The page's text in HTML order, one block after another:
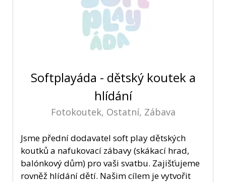
Softplayáda - dětský koutek a
hlídání
Fotokoutek, Ostatní, Zábava
Jsme přední dodavatel soft play dětských
koutků a nafukovací zábavy (skákací hrad,
balónkový dům) pro vaši svatbu. Zajišťujeme
rovněž hlídání dětí. Našim cílem je vytvořit